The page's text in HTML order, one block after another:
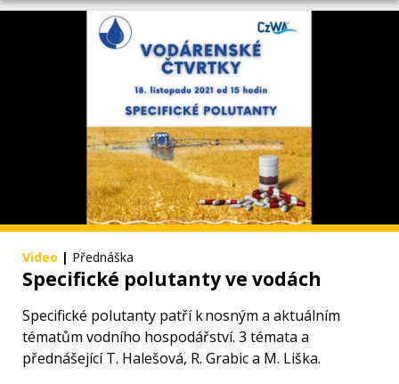
Video | Přednáška
Specifické polutanty ve vodách
Specifické polutanty patří k nosným a aktuálním
tématům vodního hospodářství. 3 témata a
přednášející T. Halešová, R. Grabic a M. Liška.